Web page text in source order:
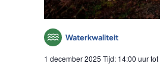
Waterkwaliteit
1 december 2025 Tijd: 14:00 uurtot